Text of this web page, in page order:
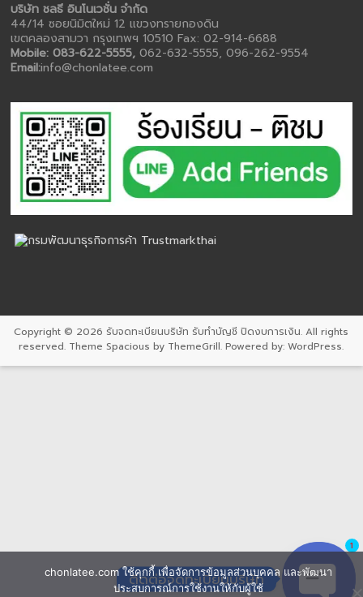
บริษัท ชลธี อินโนเวชั่น จำกัด
44/14 ซอยนิมิตใหม่ 12 แขวงทรายกองดิน
เขตคลองสามวา กรุงเทพฯ 10510 Fax: 02-914-6688
Mobile: 083-622-5555,062-632-5555, 096-262-9554
Email:info@chonlatee.com
Copyright © 2026 รับจดทะเบียนบริษัท รับทำบัญชี ปิดงบการเงิน. All rights
reserved. ThemeSpacious by ThemeGrill. Powered by:WordPress.
chonlatee.com ใช้คุกกี้ เพื่อจัดการข้อมูลส่วนบุคคล และพัฒนา
ประสบการณ์การใช้งานให้กับผู้ใช้
ติดต่อจดทะเบียนบริษัท
1